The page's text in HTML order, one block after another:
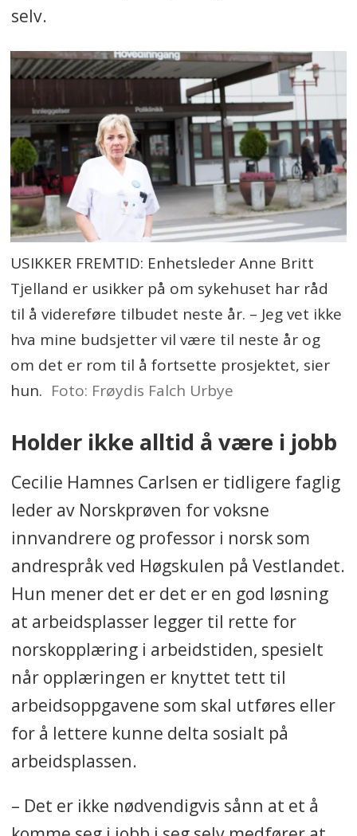
selv.
USIKKER FREMTID: Enhetsleder Anne Britt
Tjelland er usikker på om sykehuset har råd
til å videreføre tilbudet neste år. – Jeg vet ikke
hva mine budsjetter vil være til neste år og
om det er rom til å fortsette prosjektet, sier
hun. Foto: Frøydis Falch Urbye
Holder ikke alltid å være i jobb
Cecilie Hamnes Carlsen er tidligere faglig
leder av Norskprøven for voksne
innvandrere og professor i norsk som
andrespråk ved Høgskulen på Vestlandet.
Hun mener det er det er en god løsning
at arbeidsplasser legger til rette for
norskopplæring i arbeidstiden, spesielt
når opplæringen er knyttet tett til
arbeidsoppgavene som skal utføres eller
for å lettere kunne delta sosialt på
arbeidsplassen.
– Det er ikke nødvendigvis sånn at et å